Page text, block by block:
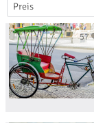
Preis
57